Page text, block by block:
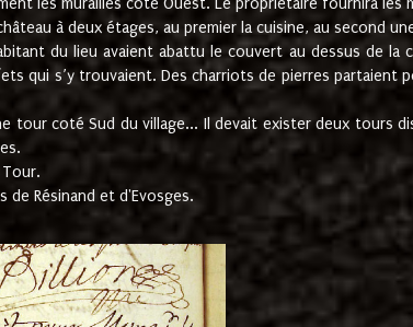
les murailles coté Ouest. Le propriétaire fournira les
à deux étages, au premier la cuisine, au second
du lieu avaient abattu le couvert au dessus de la
qui s’y trouvaient. Des charriots de pierres partaient
tour coté Sud du village... Il devait exister deux tours
de Résinand et d'Evosges.